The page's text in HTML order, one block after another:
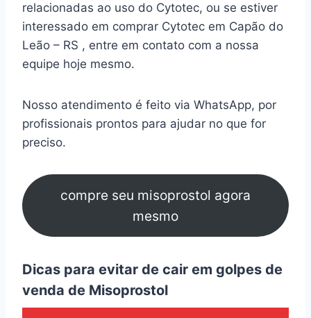
relacionadas ao uso do Cytotec, ou se estiver
interessado em comprar Cytotec em Capão do
Leão – RS , entre em contato com a nossa
equipe hoje mesmo.
Nosso atendimento é feito via WhatsApp, por
profissionais prontos para ajudar no que for
preciso.
compre seu misoprostol agora
mesmo
Dicas para evitar de cair em golpes de
venda de Misoprostol